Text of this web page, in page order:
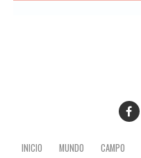
INICIO MUNDO CAMPO